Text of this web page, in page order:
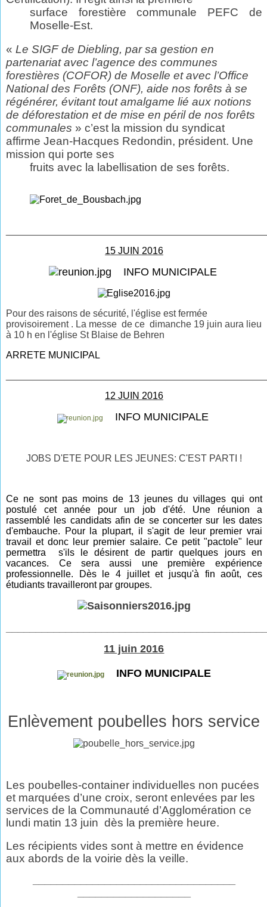
surface forestière communale PEFC de
Moselle-Est.
«Le SIGF de Diebling, par sa gestion en
partenariat avec l’agence des communes
forestières (COFOR) de Moselle et avec l’Office
National des Forêts (ONF), aide nos forêts à se
régénérer, évitant tout amalgame lié aux notions
de déforestation et de mise en péril de nos forêts
communales » c’est la mission du syndicat
affirme Jean-Hacques Redondin, président. Une
mission qui porte ses
fruits avec la labellisation de ses forêts.
15 JUIN 2016
INFO MUNICIPALE
Pour des raisons de sécurité, l'église est fermée
provisoirement . La messe de ce dimanche 19 juin aura lieu
à 10 h en l'église St Blaise de Behren
ARRETE MUNICIPAL
12 JUIN 2016
INFO MUNICIPALE
JOBS D'ETE POUR LES JEUNES: C'EST PARTI !
Ce ne sont pas moins de 13 jeunes du villages qui ont
postulé cet année pour un job d'été. Une réunion a
rassemblé les candidats afin de se concerter sur les dates
d'embauche. Pour la plupart, il s'agit de leur premier vrai
travail et donc leur premier salaire. Ce petit "pactole" leur
permettra s'ils le désirent de partir quelques jours en
vacances. Ce sera aussi une première expérience
professionnelle. Dès le 4 juillet et jusqu'à fin août, ces
étudiants travailleront par groupes.
11 juin 2016
INFO MUNICIPALE
Enlèvement poubelles hors service
Les poubelles-container individuelles non pucées
et marquées d’une croix, seront enlevées par les
services de la Communauté d’Agglomération ce
lundi matin 13 juin dès la première heure.
Les récipients vides sont à mettre en évidence
aux abords de la voirie dès la veille.